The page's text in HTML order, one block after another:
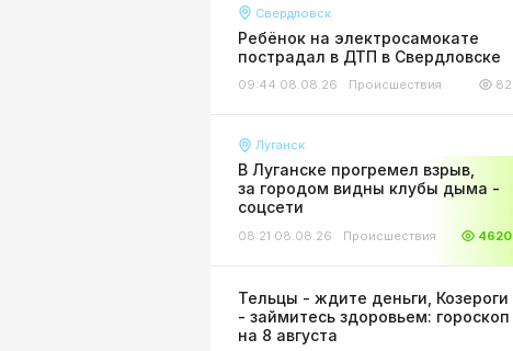
Свердловск
Ребёнок на электросамокате
пострадал в ДТП в Свердловске
09:44 08.08.26 Происшествия 82
Луганск
В Луганске прогремел взрыв,
за городом видны клубы дыма -
соцсети
08:21 08.08.26 Происшествия 4620
Тельцы - ждите деньги, Козероги
- займитесь здоровьем: гороскоп
на 8 августа